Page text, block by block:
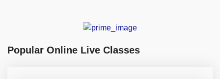
Popular Online Live Classes